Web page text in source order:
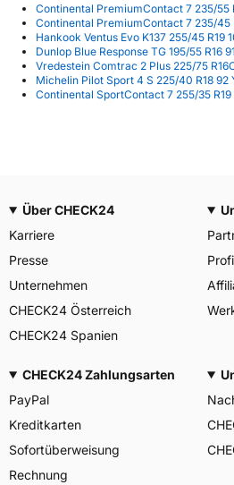
Continental PremiumContact 7 235/55
Continental PremiumContact 7 235/45
Hankook Ventus Evo K137 255/45 R19
Dunlop Blue Response TG 195/55 R16
Vredestein Comtrac 2 Plus 225/75
Michelin Pilot Sport 4 S 225/40 R18 92
Continental SportContact 7 255/35
Über CHECK24
Karriere
Presse
Unternehmen
CHECK24 Österreich
CHECK24 Spanien
CHECK24 Zahlungsarten
PayPal
Kreditkarten
Sofortüberweisung
Rechnung